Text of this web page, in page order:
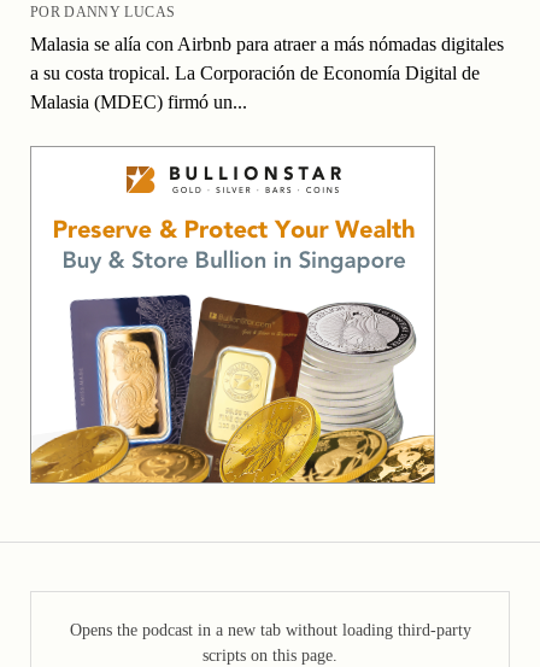
POR DANNY LUCAS
Malasia se alía con Airbnb para atraer a más nómadas digitales
a su costa tropical. La Corporación de Economía Digital de
Malasia (MDEC) firmó un...
Opens the podcast in a new tab without loading third-party
scripts on this page.